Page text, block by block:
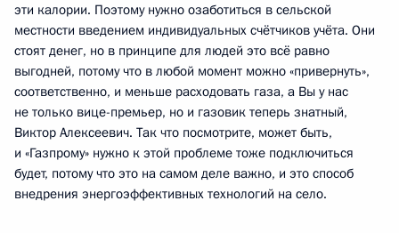
эти калории. Поэтому нужно озаботиться в сельской
местности введением индивидуальных счётчиков учёта. Они
стоят денег, но в принципе для людей это всё равно
выгодней, потому что в любой момент можно «привернуть»,
соответственно, и меньше расходовать газа, а Вы у нас
не только вице-премьер, но и газовик теперь знатный,
Виктор Алексеевич. Так что посмотрите, может быть,
и «Газпрому» нужно к этой проблеме тоже подключиться
будет, потому что это на самом деле важно, и это способ
внедрения энергоэффективных технологий на село.